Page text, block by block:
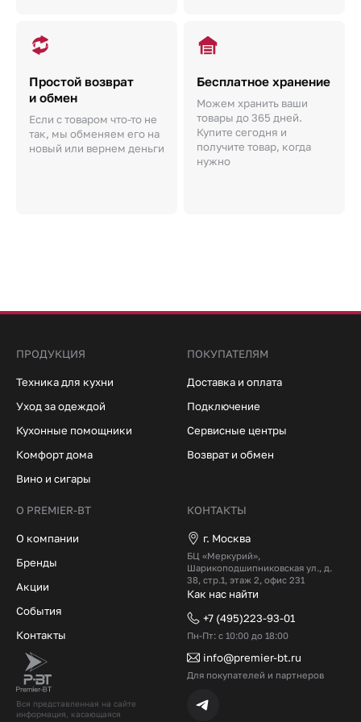
Простой возврат
и обмен
Если с товаром что-то не
так, мы обменяем его на
новый или вернем деньги
Бесплатное хранение
Можем хранить ваши
товары до 365 дней.
Купите сегодня и
получите товар, когда
нужно
Вся представленная на сайте
информация, касающаяся
ПРОДУКЦИЯ
Техника для кухни
Уход за одеждой
Кухонные помощники
Комфорт дома
Вино и сигары
ПОКУПАТЕЛЯМ
Доставка и оплата
Подключение
Сервисные центры
Возврат и обмен
О PREMIER-BT
О компании
Бренды
Акции
События
Контакты
КОНТАКТЫ
г. Москва
БЦ «Меркурий»,
Шарикоподшипниковская ул., д.
38, стр.1, этаж 2, офис 231
Как нас найти
+7 (495)223-93-01
Пн-Пт: с 10:00 до 18:00
info@premier-bt.ru
Для покупателей и партнеров